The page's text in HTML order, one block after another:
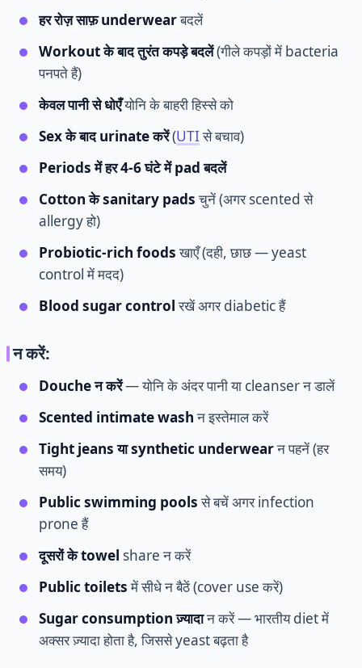
हर रोज़ साफ़ underwearबदलें
Workout के बाद तुरंत कपड़े बदलें(गीले कपड़ों में bacteria
पनपते हैं)
केवल पानी से धोएँयोनि के बाहरी हिस्से को
Sex के बाद urinate करें(UTIसे बचाव)
Periods में हर 4-6 घंटे में pad बदलें
Cotton के sanitary padsचुनें (अगर scented से
allergy हो)
Probiotic-rich foodsखाएँ (दही, छाछ — yeast
control में मदद)
Blood sugar controlरखें अगर diabetic हैं
न करें:
Douche न करें— योनि के अंदर पानी या cleanser न डालें
Scented intimate washन इस्तेमाल करें
Tight jeans या synthetic underwearन पहनें (हर
समय)
Public swimming poolsसे बचें अगर infection
prone हैं
दूसरों के towel share न करें
Public toiletsमें सीधे न बैठें (cover use करें)
Sugar consumption ज़्यादान करें — भारतीय diet में
अक्सर ज़्यादा होता है, जिससे yeast बढ़ता है